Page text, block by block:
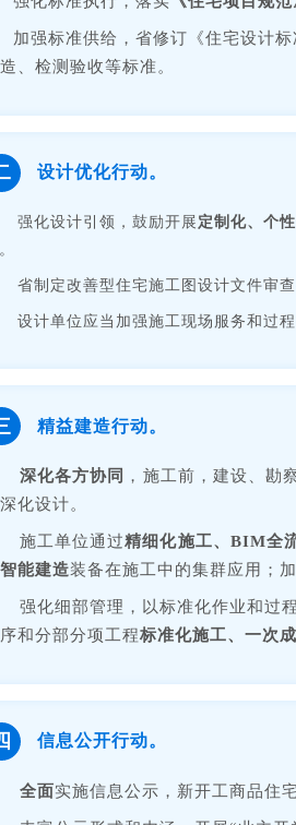
加强标准供给，省修订《住宅设计
、检测验收等标准。
设计优化行动。
强化设计引领，鼓励开展 定制化、个
省制定改善型住宅施工图设计文件审查
设计单位应当加强施工现场服务和过程
精益建造行动。
深化各方协同
，施工前，建设、勘
化设计。
施工单位通过精细化施工、BIM全
智能建造装备在施工中的集群应用；
强化细部管理，以标准化作业和过
和分部分项工程标准化施工、一次
信息公开行动。
全面实施信息公示， 新开工商品住